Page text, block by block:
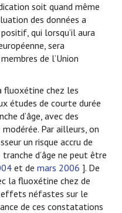
soit quand même
des données a
qui lorsqu’il aura
sera
de l’Union
fluoxétine chez les
études de courte durée
d’âge, avec des
Par ailleurs, on
un risque accru de
d’âge ne peut être
et de mars 2006 ]. De
la fluoxétine chez de
néfastes sur le
de ces constatations